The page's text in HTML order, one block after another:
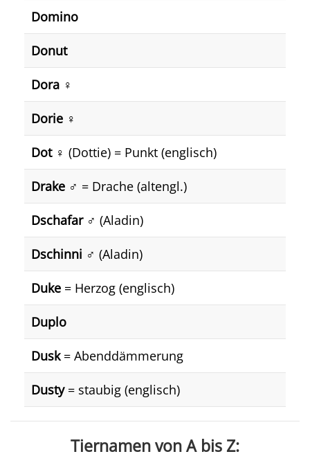
Domino
Donut
Dora ♀️
Dorie ♀️
Dot♀️ (Dottie) = Punkt (englisch)
Drake ♂️ = Drache (altengl.)
Dschafar♂️ (Aladin)
Dschinni ♂️ (Aladin)
Duke = Herzog (englisch)
Duplo
Dusk= Abenddämmerung
Dusty= staubig (englisch)
Tiernamen von A bis Z: